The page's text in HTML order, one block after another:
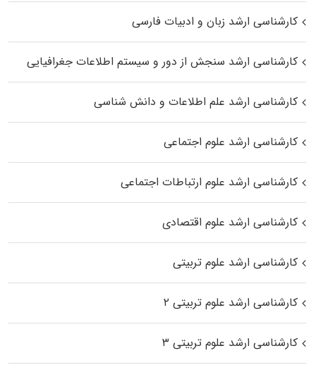
کارشناسی ارشد زبان و ادبیات فارسی
کارشناسی ارشد سنجش از دور و سیستم اطلاعات جغرافیایی
کارشناسی ارشد علم اطلاعات و دانش شناسی
کارشناسی ارشد علوم اجتماعی
کارشناسی ارشد علوم ارتباطات اجتماعی
کارشناسی ارشد علوم اقتصادی
کارشناسی ارشد علوم تربیتی
کارشناسی ارشد علوم تربیتی ۲
کارشناسی ارشد علوم تربیتی ۳